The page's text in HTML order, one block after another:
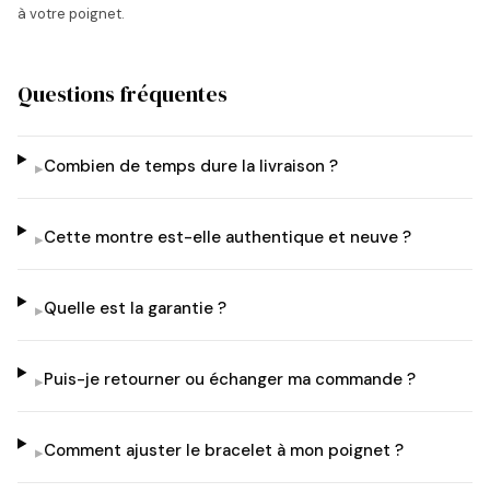
à votre poignet.
Questions fréquentes
▸Combien de temps dure la livraison ?
▸Cette montre est-elle authentique et neuve ?
▸Quelle est la garantie ?
▸Puis-je retourner ou échanger ma commande ?
▸Comment ajuster le bracelet à mon poignet ?